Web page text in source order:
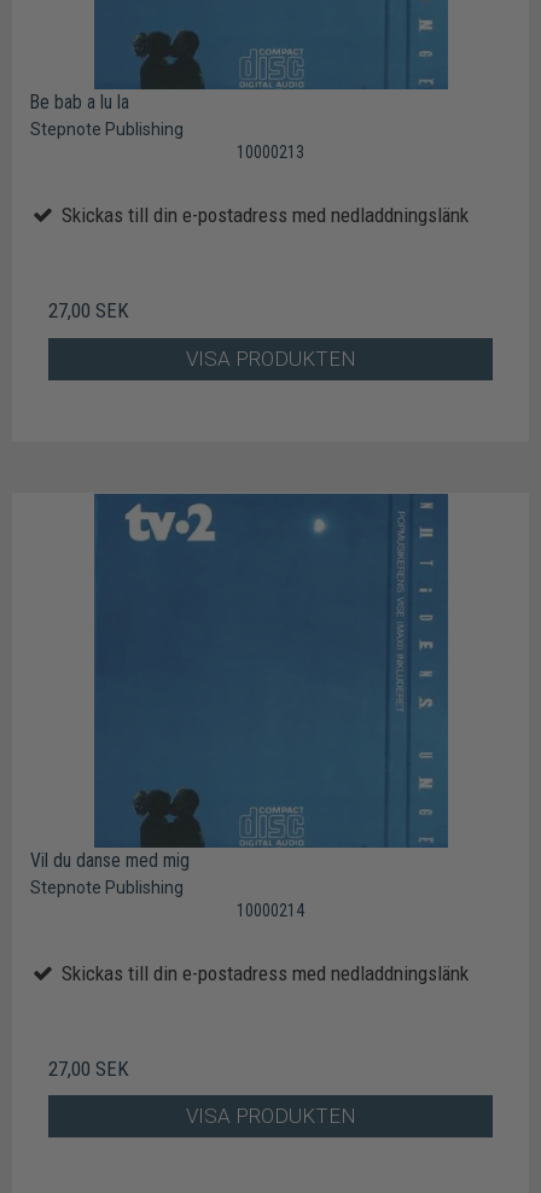
Be bab a lu la
Stepnote Publishing
10000213
Skickas till din e-postadress med nedladdningslänk
27,00 SEK
VISA PRODUKTEN
Vil du danse med mig
Stepnote Publishing
10000214
Skickas till din e-postadress med nedladdningslänk
27,00 SEK
VISA PRODUKTEN